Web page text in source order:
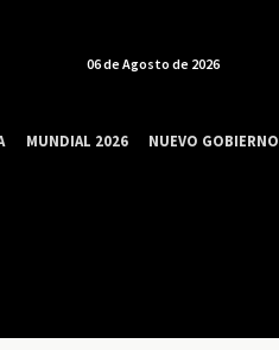
06 de Agosto de 2026
MUNDIAL 2026 NUEVO GOBIERNO